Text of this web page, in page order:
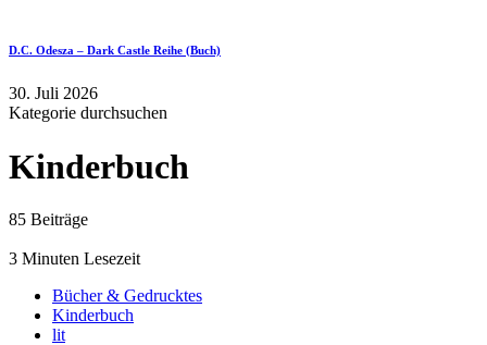
D.C. Odesza – Dark Castle Reihe (Buch)
30. Juli 2026
Kategorie durchsuchen
Kinderbuch
85 Beiträge
3 Minuten Lesezeit
Bücher & Gedrucktes
Kinderbuch
lit